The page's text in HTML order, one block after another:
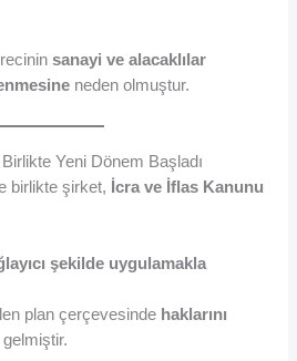
sanayi ve alacaklılar
neden olmuştur.
Yeni Dönem Başladı
birlikte şirket, İcra ve İflas Kanunu
şekilde uygulamakla
plan çerçevesinde haklarını
gelmiştir.